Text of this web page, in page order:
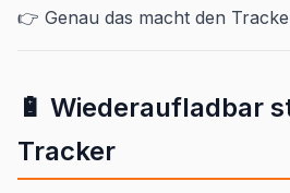
👉 Genau das macht den
🔋 Wiederaufladbar
Tracker